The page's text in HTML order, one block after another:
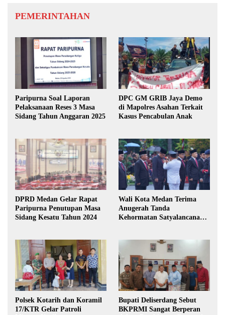
PEMERINTAHAN
Paripurna Soal Laporan
Pelaksanaan Reses 3 Masa
Sidang Tahun Anggaran 2025
DPC GM GRIB Jaya Demo
di Mapolres Asahan Terkait
Kasus Pencabulan Anak
DPRD Medan Gelar Rapat
Paripurna Penutupan Masa
Sidang Kesatu Tahun 2024
Wali Kota Medan Terima
Anugerah Tanda
Kehormatan Satyalancana
Polsek Kotarih dan Koramil
17/KTR Gelar Patroli
Bupati Deliserdang Sebut
BKPRMI Sangat Berperan